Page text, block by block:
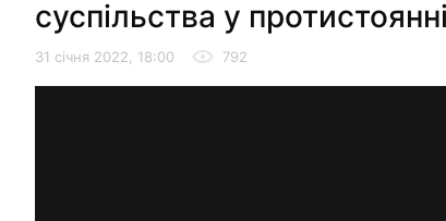
суспільства у
31 січня 2022, 18:00 792